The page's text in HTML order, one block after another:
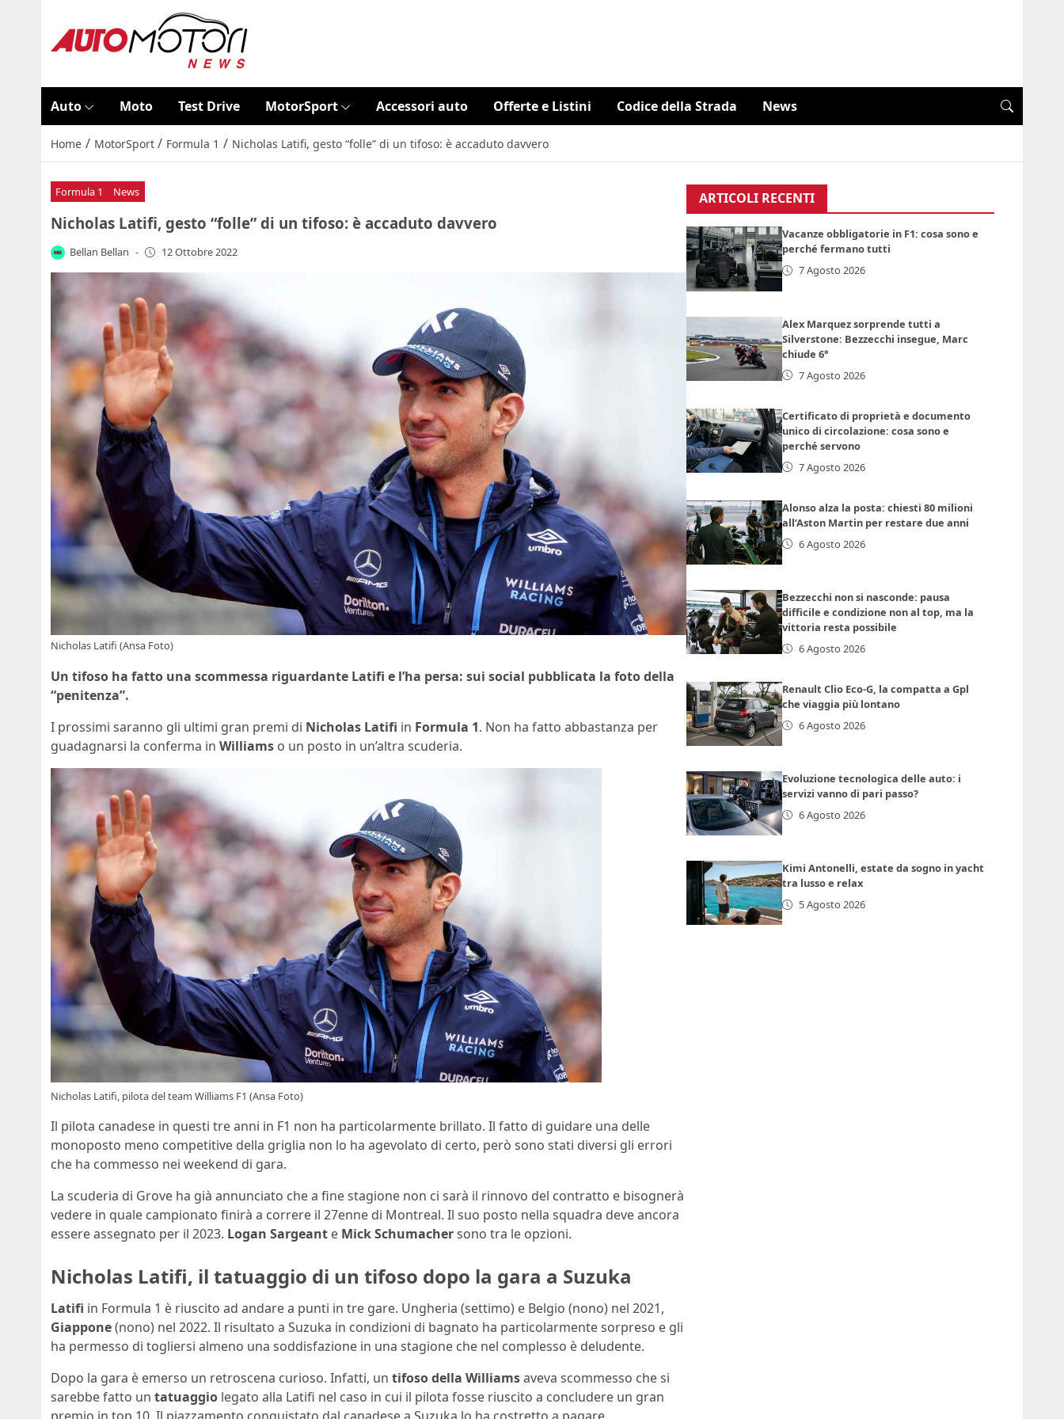
Auto Moto Test Drive MotorSport Accessori auto Offerte e Listini Codice della Strada News
Home / MotorSport / Formula 1 / Nicholas Latifi, gesto “folle” di un tifoso: è accaduto davvero
Formula 1 News
Nicholas Latifi, gesto “folle” di un tifoso: è accaduto davvero
Bellan Bellan - 12 Ottobre 2022
Nicholas Latifi (Ansa Foto)
Un tifoso ha fatto una scommessa riguardante Latifi e l’ha persa: sui social pubblicata la foto della
“penitenza”.
I prossimi saranno gli ultimi gran premi di Nicholas Latifi in Formula 1. Non ha fatto abbastanza per
guadagnarsi la conferma in Williams o un posto in un’altra scuderia.
Nicholas Latifi, pilota del team Williams F1 (Ansa Foto)
Il pilota canadese in questi tre anni in F1 non ha particolarmente brillato. Il fatto di guidare una delle
monoposto meno competitive della griglia non lo ha agevolato di certo, però sono stati diversi gli errori
che ha commesso nei weekend di gara.
La scuderia di Grove ha già annunciato che a fine stagione non ci sarà il rinnovo del contratto e bisognerà
vedere in quale campionato finirà a correre il 27enne di Montreal. Il suo posto nella squadra deve ancora
essere assegnato per il 2023. Logan Sargeant e Mick Schumachersono tra le opzioni.
Nicholas Latifi, il tatuaggio di un tifoso dopo la gara a Suzuka
Latifi in Formula 1 è riuscito ad andare a punti in tre gare. Ungheria (settimo) e Belgio (nono) nel 2021,
Giappone(nono) nel 2022. Il risultato a Suzuka in condizioni di bagnato ha particolarmente sorpreso e gli
ha permesso di togliersi almeno una soddisfazione in una stagione che nel complesso è deludente.
Dopo la gara è emerso un retroscena curioso. Infatti, un tifoso della Williamsaveva scommesso che si
sarebbe fatto un tatuaggio legato alla Latifi nel caso in cui il pilota fosse riuscito a concludere un gran
premio in top 10. Il piazzamento conquistato dal canadese a Suzuka lo ha costretto a pagare.
ARTICOLI RECENTI
Vacanze obbligatorie in F1: cosa sono e
perché fermano tutti
7 Agosto 2026
Alex Marquez sorprende tutti a
Silverstone: Bezzecchi insegue, Marc
chiude 6°
7 Agosto 2026
Certificato di proprietà e documento
unico di circolazione: cosa sono e
perché servono
7 Agosto 2026
Alonso alza la posta: chiesti 80 milioni
all’Aston Martin per restare due anni
6 Agosto 2026
Bezzecchi non si nasconde: pausa
difficile e condizione non al top, ma la
vittoria resta possibile
6 Agosto 2026
Renault Clio Eco-G, la compatta a Gpl
che viaggia più lontano
6 Agosto 2026
Evoluzione tecnologica delle auto: i
servizi vanno di pari passo?
6 Agosto 2026
Kimi Antonelli, estate da sogno in yacht
tra lusso e relax
5 Agosto 2026